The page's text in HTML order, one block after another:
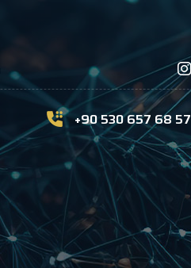
+90 530 657 68 57